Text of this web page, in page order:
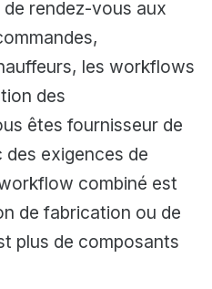
rendez-vous aux
les workflows
des
êtes fournisseur de
exigences de
combiné est
de fabrication ou de
plus de composants